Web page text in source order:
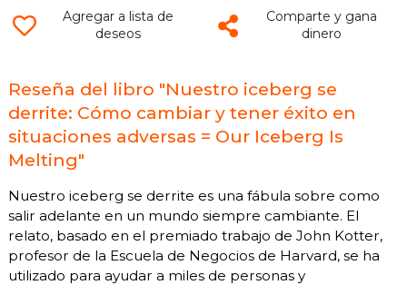
Agregar a lista de
deseos
Comparte y gana
dinero
Reseña del libro "Nuestro iceberg se
derrite: Cómo cambiar y tener éxito en
situaciones adversas = Our Iceberg Is
Melting"
Nuestro iceberg se derrite es una fábula sobre como
salir adelante en un mundo siempre cambiante. El
relato, basado en el premiado trabajo de John Kotter,
profesor de la Escuela de Negocios de Harvard, se ha
utilizado para ayudar a miles de personas y